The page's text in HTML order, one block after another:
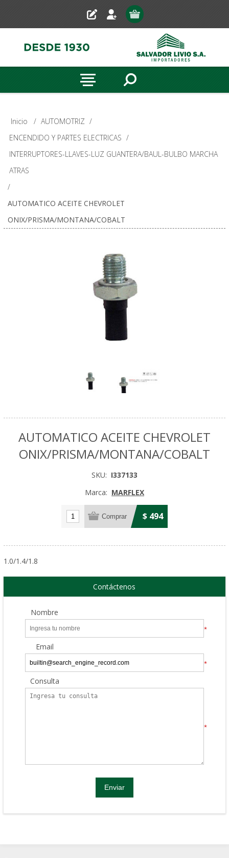
Inicio / AUTOMOTRIZ /
ENCENDIDO Y PARTES ELECTRICAS /
INTERRUPTORES-LLAVES-LUZ GUANTERA/BAUL-BULBO MARCHA
ATRAS
/
AUTOMATICO ACEITE CHEVROLET
ONIX/PRISMA/MONTANA/COBALT
AUTOMATICO ACEITE CHEVROLET
ONIX/PRISMA/MONTANA/COBALT
SKU: I337133
Marca: MARFLEX
$ 494
1.0/1.4/1.8
Contáctenos
Nombre
*
Email
*
Consulta
*